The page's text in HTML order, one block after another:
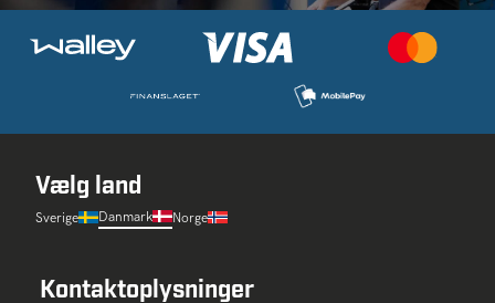
Vælg land
Sverige Danmark Norge
Kontaktoplysninger